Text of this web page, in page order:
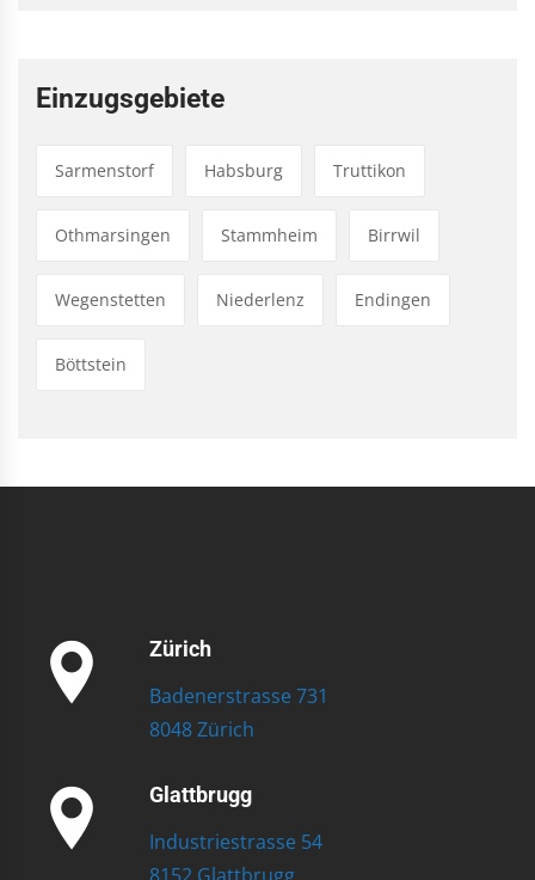
Einzugsgebiete
Sarmenstorf Habsburg Truttikon
Othmarsingen Stammheim Birrwil
Wegenstetten Niederlenz Endingen
Böttstein
Zürich
Badenerstrasse 731
8048 Zürich
Glattbrugg
Industriestrasse 54